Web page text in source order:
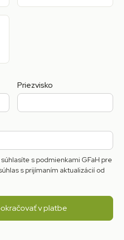
Priezvisko
s podmienkami GFaH pre
s prijímaním aktualizácií od